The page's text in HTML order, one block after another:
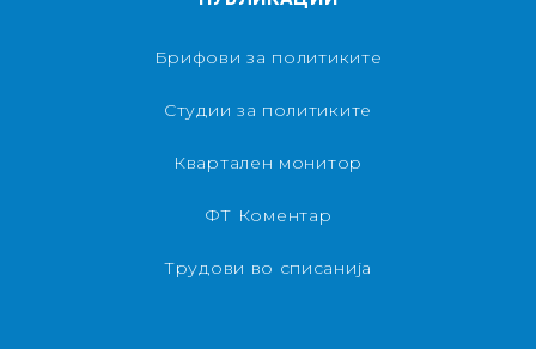
Брифови за политиките
Студии за политиките
Квартален монитор
ФТ Коментар
Трудови во списанија